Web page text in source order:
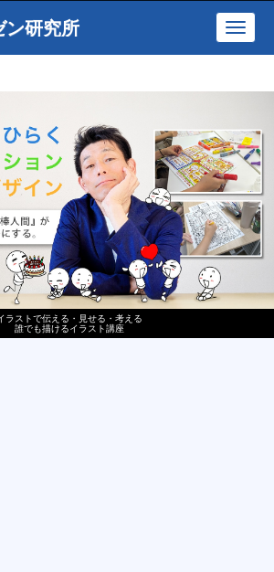
ラストで伝える・見せる・考える
誰でも描けるイラスト講座
ン研究所